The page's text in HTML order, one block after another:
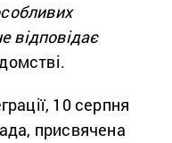
відповідає
10 серпня
присвячена